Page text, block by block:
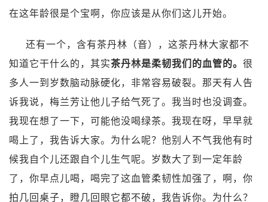
在这年龄很是个宝啊，你应该是从你们这儿开始。
还有一个，含有茶丹林（音），这茶丹林大家都不
知道它干什么的，其实茶丹林是柔韧我们的血管的。 很
多人一到岁数脑动脉硬化，非常容易破裂。那天有人告
诉我说，梅兰芳让他儿子给气死了。我当时也没调查。
我现在想了一下，可能他没喝绿茶。我现在呀，早早就
喝上了，我告诉大家。为什么呢？他别人不气我他有时
候我自个儿还跟自个儿生气呢。岁数大了到一定年龄
了，你早点儿喝，喝完了这血管柔韧性加强了，啊，你
拍几回桌子，瞪几回眼它都不破，我告诉你。为什么？